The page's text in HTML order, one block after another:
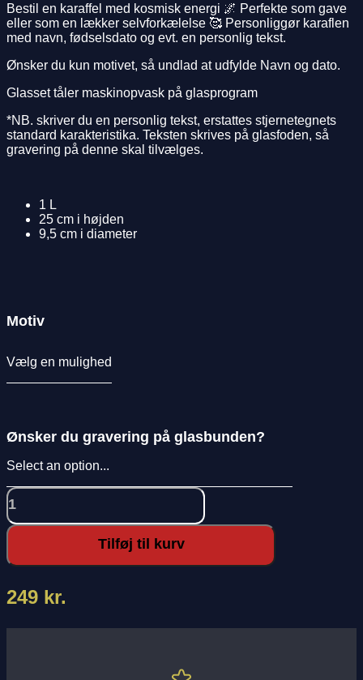
Bestil en karaffel med kosmisk energi 🌌 Perfekte som gave
eller som en lækker selvforkælelse 🥰 Personliggør karaflen
med navn, fødselsdato og evt. en personlig tekst.
Ønsker du kun motivet, så undlad at udfylde Navn og dato.
Glasset tåler maskinopvask på glasprogram
*NB. skriver du en personlig tekst, erstattes stjernetegnets
standard karakteristika. Teksten skrives på glasfoden, så
gravering på denne skal tilvælges.
1 L
25 cm i højden
9,5 cm i diameter
Motiv
Ønsker du gravering på glasbunden?
Karaffel
-
1
antal
Tilføj til kurv
249 kr.